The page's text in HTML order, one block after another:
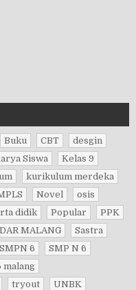
Buku CBT
desgin
Siswa
Kelas 9
kurikulum merdeka
Novel
osis
didik Popular
PPK
MALANG
Sastra
SMPN 6
SMP N 6
malang
tryout
UNBK